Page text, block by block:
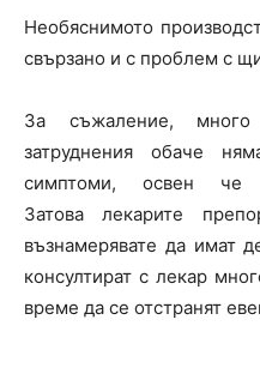
Необяснимото
свързано и с проблем с
За съжаление,
затруднения обаче
симптоми, освен
Затова лекарите
възнамерявате да имат
консултират с лекар
време да се отстранят